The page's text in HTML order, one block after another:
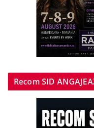
Recom SID